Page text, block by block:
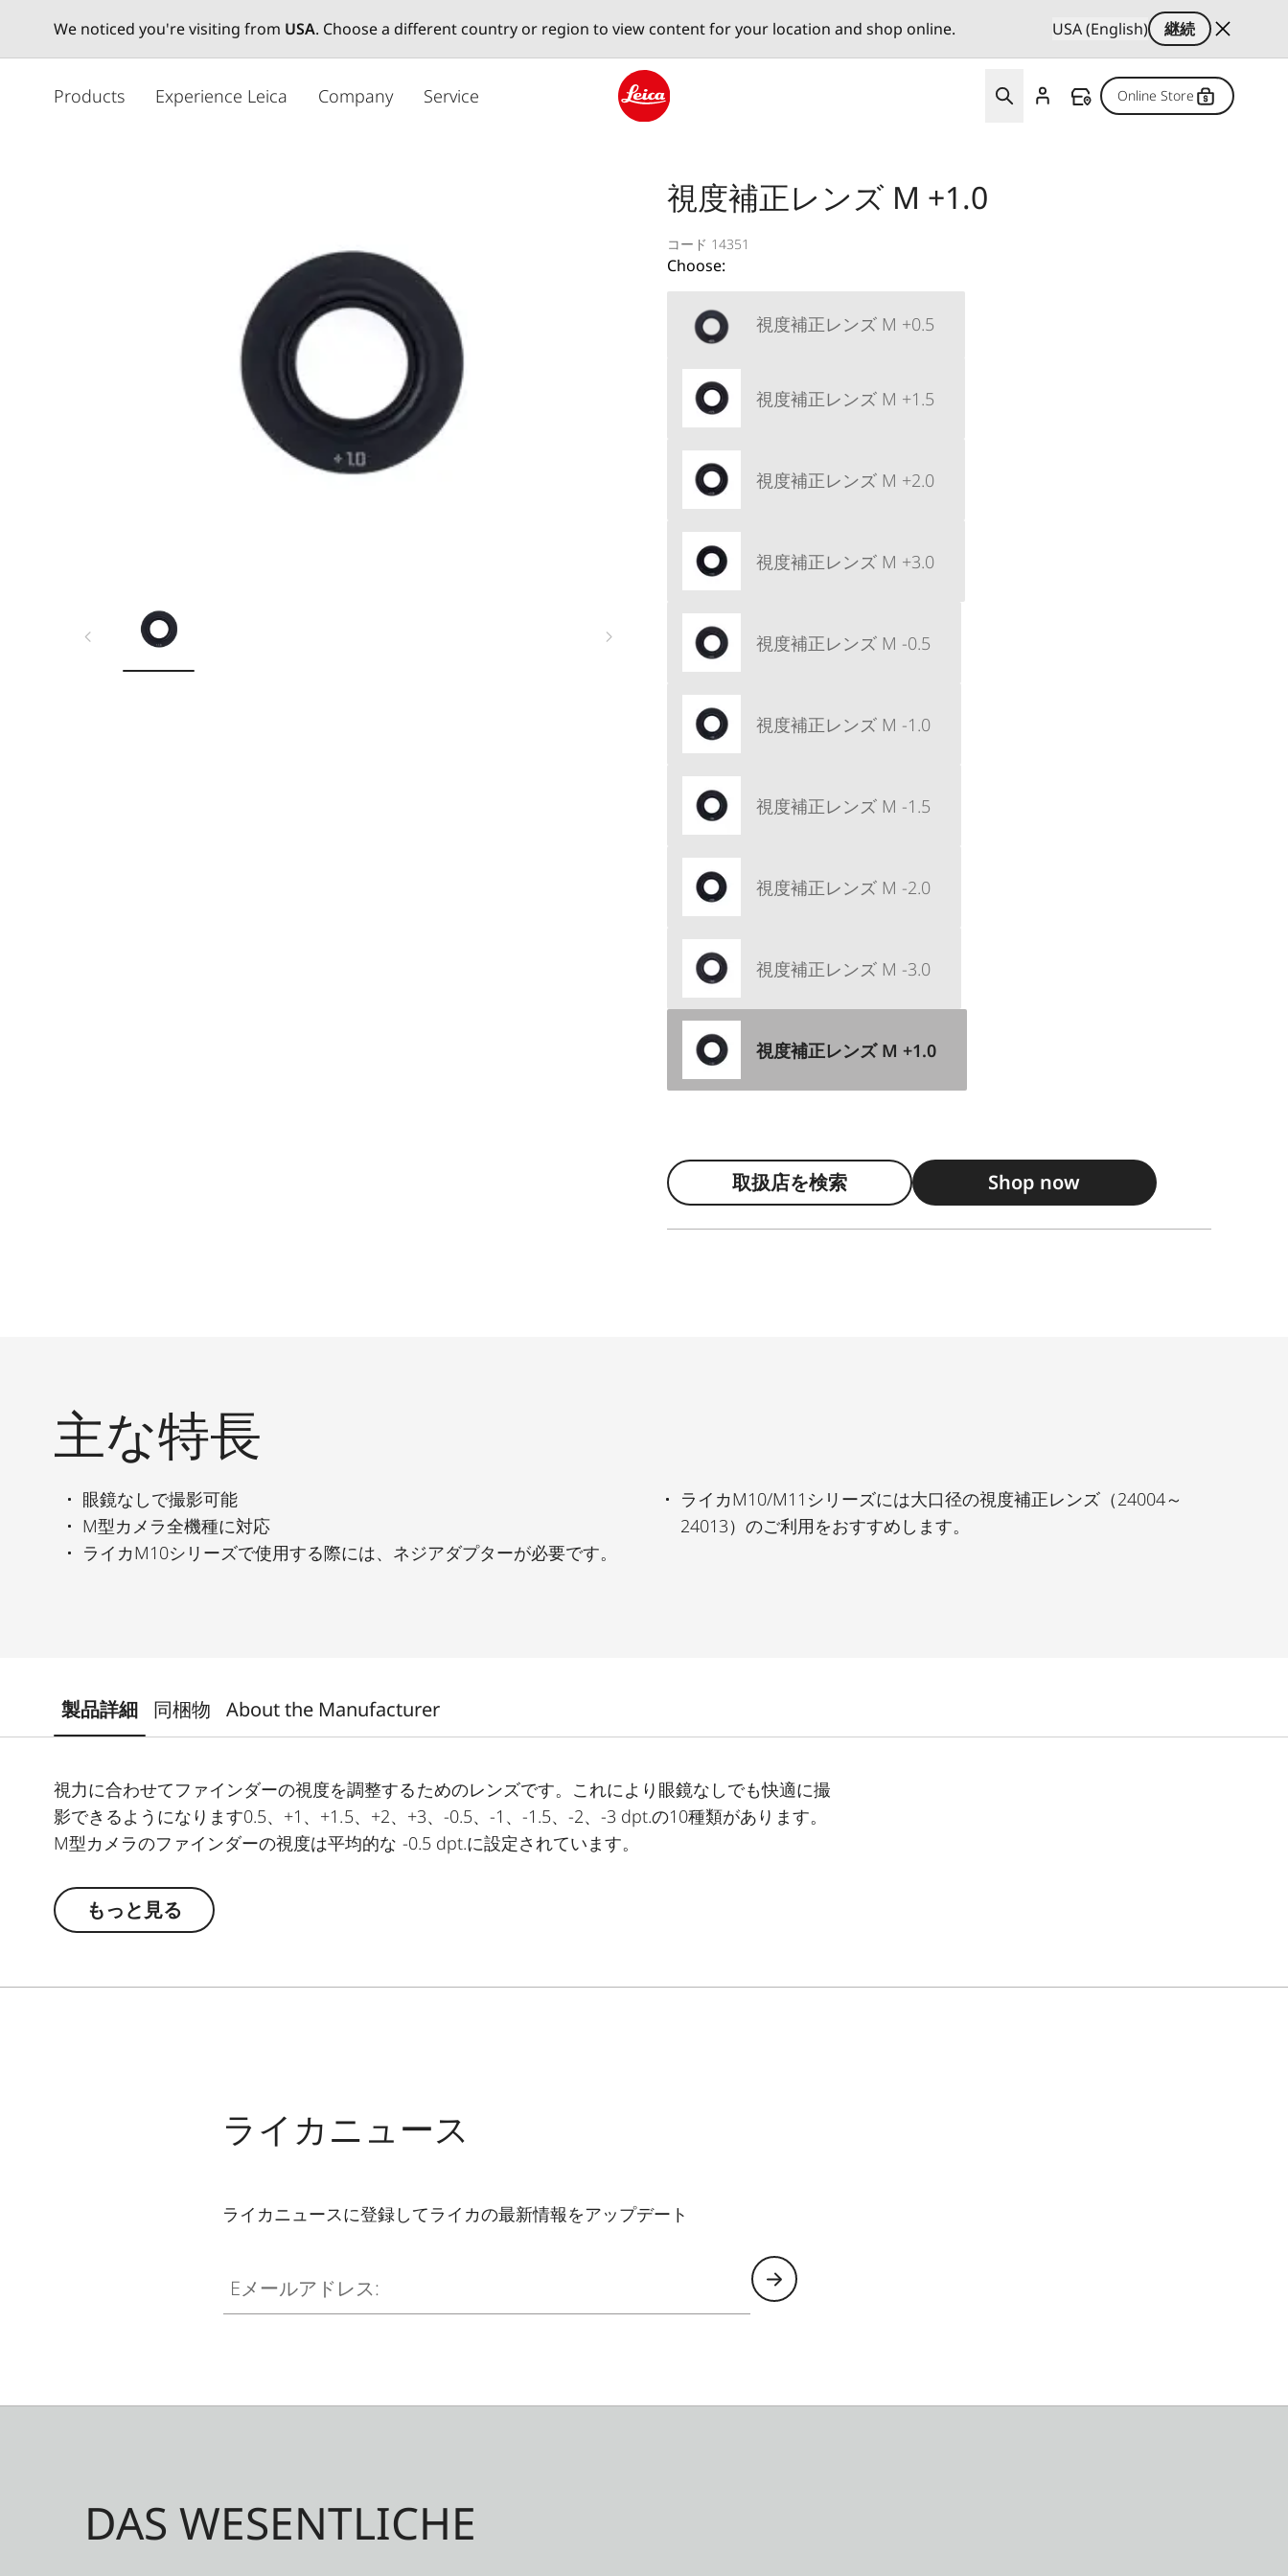
We noticed you're visiting from USA. Choose a different country or region to view content for your location and shop online. USA (English)
継続
Products Experience Leica Company Service Online Store
視度補正レンズ M +1.0
コード 14351
Choose:
視度補正レンズ M +0.5
視度補正レンズ M +1.5
視度補正レンズ M +2.0
視度補正レンズ M +3.0
視度補正レンズ M -0.5
視度補正レンズ M -1.0
視度補正レンズ M -1.5
視度補正レンズ M -2.0
視度補正レンズ M -3.0
視度補正レンズ M +1.0
取扱店を検索 Shop now
主な特長
眼鏡なしで撮影可能
M型カメラ全機種に対応
ライカM10シリーズで使用する際には、ネジアダプターが必要です。
ライカM10/M11シリーズには大口径の視度補正レンズ（24004～
24013）のご利用をおすすめします。
製品詳細 同梱物 About the Manufacturer
視力に合わせてファインダーの視度を調整するためのレンズです。これにより眼鏡なしでも快適に撮
影できるようになります0.5、+1、+1.5、+2、+3、-0.5、-1、-1.5、-2、-3 dpt.の10種類があります。
M型カメラのファインダーの視度は平均的な -0.5 dpt.に設定されています。
もっと見る
ライカニュース
ライカニュースに登録してライカの最新情報をアップデート
DAS WESENTLICHE